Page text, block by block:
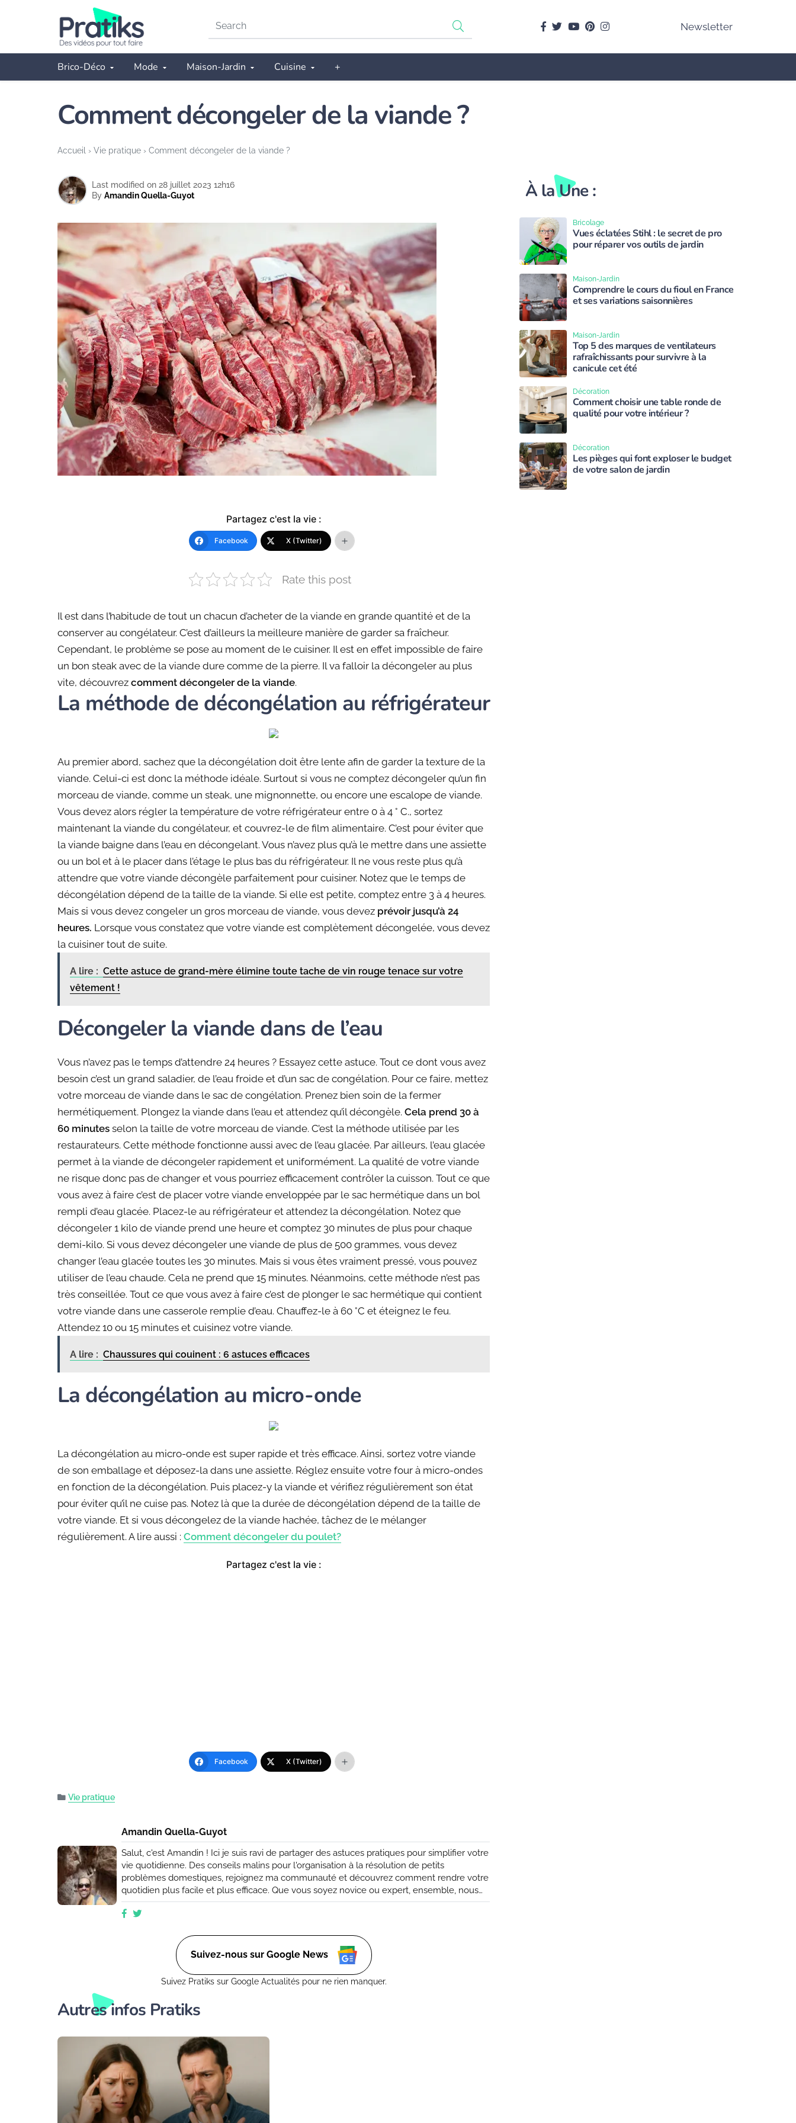
Search
facebook
Twitteryoutubepinterest
instagram Newsletter
Brico-Déco Mode Maison-Jardin Cuisine +
Accueil › Vie pratique › Comment décongeler de la viande ?
Comment décongeler de la viande ?
By Amandin Quella-Guyot
Last modified on 28 juillet 2023 12h16
Partagez c'est la vie :
Facebook X (Twitter)
Rate this post
Il est dans l’habitude de tout un chacun d’acheter de la viande en grande quantité et de la
conserver au congélateur. C’est d’ailleurs la meilleure manière de garder sa fraîcheur.
Cependant, le problème se pose au moment de le cuisiner. Il est en effet impossible de faire
un bon steak avec de la viande dure comme de la pierre. Il va falloir la décongeler au plus
vite, découvrez comment décongeler de la viande.
La méthode de décongélation au réfrigérateur
Au premier abord, sachez que la décongélation doit être lente afin de garder la texture de la
viande. Celui-ci est donc la méthode idéale. Surtout si vous ne comptez décongeler qu’un fin
morceau de viande, comme un steak, une mignonnette, ou encore une escalope de viande.
Vous devez alors régler la température de votre réfrigérateur entre 0 à 4 ° C., sortez
maintenant la viande du congélateur, et couvrez-le de film alimentaire. C’est pour éviter que
la viande baigne dans l’eau en décongelant. Vous n’avez plus qu’à le mettre dans une assiette
ou un bol et à le placer dans l’étage le plus bas du réfrigérateur. Il ne vous reste plus qu’à
attendre que votre viande décongèle parfaitement pour cuisiner. Notez que le temps de
décongélation dépend de la taille de la viande. Si elle est petite, comptez entre 3 à 4 heures.
Mais si vous devez congeler un gros morceau de viande, vous devez prévoir jusqu’à 24
heures. Lorsque vous constatez que votre viande est complètement décongelée, vous devez
la cuisiner tout de suite.
A lire : Cette astuce de grand-mère élimine toute tache de vin rouge tenace sur votre
vêtement !
Décongeler la viande dans de l’eau
Vous n’avez pas le temps d’attendre 24 heures ? Essayez cette astuce. Tout ce dont vous avez
besoin c’est un grand saladier, de l’eau froide et d’un sac de congélation. Pour ce faire, mettez
votre morceau de viande dans le sac de congélation. Prenez bien soin de la fermer
hermétiquement. Plongez la viande dans l’eau et attendez qu’il décongèle. Cela prend 30 à
60 minutes selon la taille de votre morceau de viande. C’est la méthode utilisée par les
restaurateurs. Cette méthode fonctionne aussi avec de l’eau glacée. Par ailleurs, l’eau glacée
permet à la viande de décongeler rapidement et uniformément. La qualité de votre viande
ne risque donc pas de changer et vous pourriez efficacement contrôler la cuisson. Tout ce que
vous avez à faire c’est de placer votre viande enveloppée par le sac hermétique dans un bol
rempli d’eau glacée. Placez-le au réfrigérateur et attendez la décongélation. Notez que
décongeler 1 kilo de viande prend une heure et comptez 30 minutes de plus pour chaque
demi-kilo. Si vous devez décongeler une viande de plus de 500 grammes, vous devez
changer l’eau glacée toutes les 30 minutes. Mais si vous êtes vraiment pressé, vous pouvez
utiliser de l’eau chaude. Cela ne prend que 15 minutes. Néanmoins, cette méthode n’est pas
très conseillée. Tout ce que vous avez à faire c’est de plonger le sac hermétique qui contient
votre viande dans une casserole remplie d’eau. Chauffez-le à 60 °C et éteignez le feu.
Attendez 10 ou 15 minutes et cuisinez votre viande.
A lire : Chaussures qui couinent : 6 astuces efficaces
La décongélation au micro-onde
La décongélation au micro-onde est super rapide et très efficace. Ainsi, sortez votre viande
de son emballage et déposez-la dans une assiette. Réglez ensuite votre four à micro-ondes
en fonction de la décongélation. Puis placez-y la viande et vérifiez régulièrement son état
pour éviter qu’il ne cuise pas. Notez là que la durée de décongélation dépend de la taille de
votre viande. Et si vous décongelez de la viande hachée, tâchez de le mélanger
régulièrement. A lire aussi : Comment décongeler du poulet?
Partagez c'est la vie :
Facebook X (Twitter)
Vie pratique
Amandin Quella-Guyot
Salut, c'est Amandin ! Ici je suis ravi de partager des astuces pratiques pour simplifier votre
vie quotidienne. Des conseils malins pour l'organisation à la résolution de petits
problèmes domestiques, rejoignez ma communauté et découvrez comment rendre votre
quotidien plus facile et plus efficace. Que vous soyez novice ou expert, ensemble, nous
explorerons des moyens ingénieux d'améliorer votre vie de tous les jours. (Retrouvez moi
aussi sur Ctendance.fr)
Suivez-nous sur Google News
Suivez Pratiks sur Google Actualités pour ne rien manquer.
Autres infos Pratiks
À la Une :
Vues éclatées Stihl : le secret de pro
pour réparer vos outils de jardin
Bricolage
Comprendre le cours du fioul en France
et ses variations saisonnières
Maison-Jardin
Top 5 des marques de ventilateurs
rafraîchissants pour survivre à la
canicule cet été
Maison-Jardin
Comment choisir une table ronde de
qualité pour votre intérieur ?
Décoration
Les pièges qui font exploser le budget
de votre salon de jardin
Décoration